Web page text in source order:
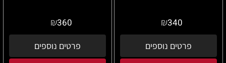
₪340
פרטים נוספים
₪360
פרטים נוספים